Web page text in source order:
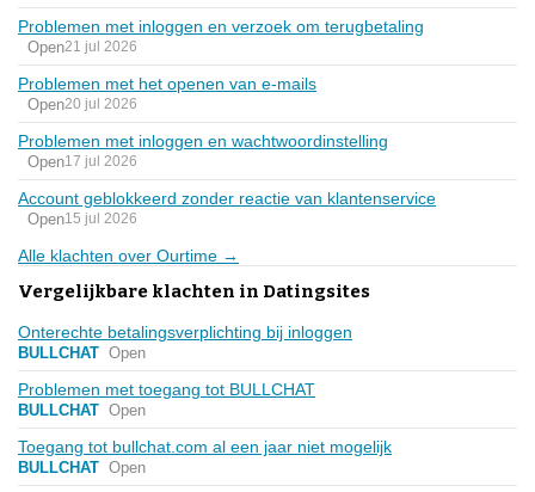
Problemen met inloggen en verzoek om terugbetaling
Open21 jul 2026
Problemen met het openen van e-mails
Open20 jul 2026
Problemen met inloggen en wachtwoordinstelling
Open17 jul 2026
Account geblokkeerd zonder reactie van klantenservice
Open15 jul 2026
Alle klachten over Ourtime →
Vergelijkbare klachten in Datingsites
Onterechte betalingsverplichting bij inloggen
BULLCHAT Open
Problemen met toegang tot BULLCHAT
BULLCHAT Open
Toegang tot bullchat.com al een jaar niet mogelijk
BULLCHAT Open